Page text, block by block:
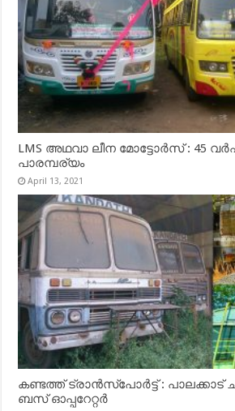
LMS അഥവാ ലീന മോട്ടോർസ് : 45
പാരമ്പര്യം
April 13, 2021
കണ്ടത്ത് ട്രാൻസ്‌പോർട്ട് : പാലക്കാട്
ബസ് ഓപ്പറേറ്റർ